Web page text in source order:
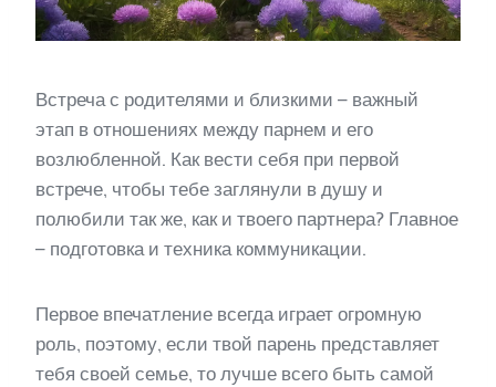
Встреча с родителями и близкими – важный
этап в отношениях между парнем и его
возлюбленной. Как вести себя при первой
встрече, чтобы тебе заглянули в душу и
полюбили так же, как и твоего партнера? Главное
– подготовка и техника коммуникации.
Первое впечатление всегда играет огромную
роль, поэтому, если твой парень представляет
тебя своей семье, то лучше всего быть самой